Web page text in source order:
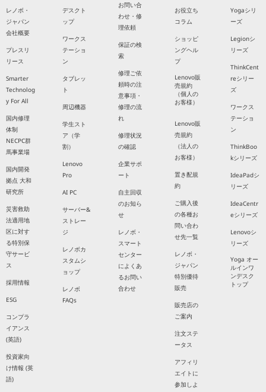
レノボ・
ジャパン
会社概要
プレスリ
リース
Smarter
Technolog
y For All
国内修理
体制
NECPC群
馬事業場
国内開発
拠点 大和
研究所
災害救助
法適用地
区に対す
る特別保
守サービ
ス
採用情報
ESG
コンプラ
イアンス
(英語)
投資家向
け情報 (英
語)
デスクト
ップ
ワークス
テーショ
ン
タブレッ
ト
周辺機器
学生スト
ア（学
割）
Lenovo
Pro
AI PC
サーバー&
ストレー
ジ
レノボカ
スタムシ
ョップ
レノボ
FAQs
お問い合
わせ・修
理依頼
保証の検
索
修理ご依
頼時の注
意事項・
修理の流
れ
修理状況
の確認
企業サポ
ート
自主回収
のお知ら
せ
レノボ・
スマート
センター
によくあ
るお問い
合わせ
お役立ち
コラム
ショッピ
ングヘル
プ
Lenovo販
売規約
（個人の
お客様）
Lenovo販
売規約
（法人の
お客様）
置き配規
約
ご購入後
の各種お
問い合わ
せ先一覧
レノボ・
ジャパン
特別優待
販売
販売店の
ご案内
注文ステ
ータス
アフィリ
エイトに
参加しよ
Yogaシリ
ーズ
Legionシ
リーズ
ThinkCent
reシリー
ズ
ワークス
テーショ
ン
ThinkBoo
kシリーズ
IdeaPadシ
リーズ
IdeaCentr
eシリーズ
Lenovoシ
リーズ
Yoga オー
ルインワ
ンデスク
トップ